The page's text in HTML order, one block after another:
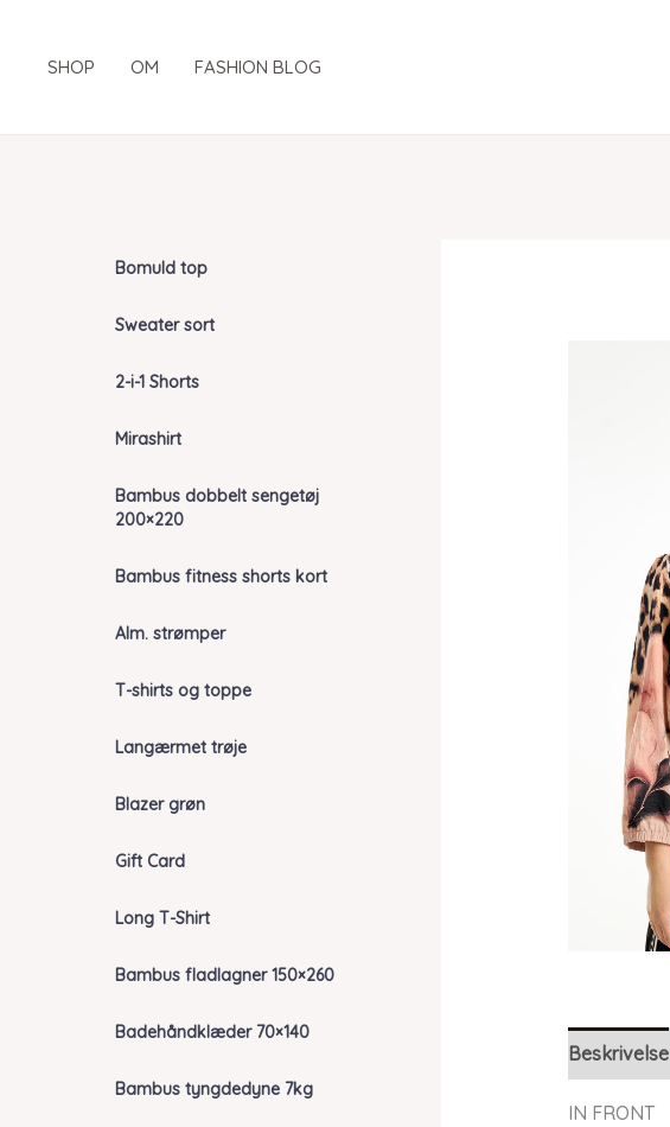
SHOP OM FASHION BLOG
Bomuld top
Sweater sort
2-i-1 Shorts
Mirashirt
Bambus dobbelt sengetøj
200×220
Bambus fitness shorts kort
Alm. strømper
T-shirts og toppe
Langærmet trøje
Blazer grøn
Gift Card
Long T-Shirt
Bambus fladlagner 150×260
Badehåndklæder 70×140
Bambus tyngdedyne 7kg
Beskrivelse
IN FRONT